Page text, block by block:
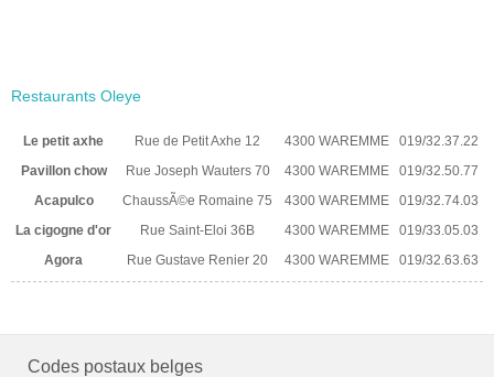
Restaurants Oleye
Le petit axhe Rue de Petit Axhe 12 4300 WAREMME
019/32.37.22
Pavillon chow
Rue Joseph Wauters 70 4300 WAREMME
019/32.50.77
Acapulco
ChaussÃ©e Romaine 75 4300 WAREMME
019/32.74.03
La cigogne d'or
Rue Saint-Eloi 36B 4300 WAREMME
019/33.05.03
Agora
Rue Gustave Renier 20 4300 WAREMME 019/32.63.63
Codes postaux belges